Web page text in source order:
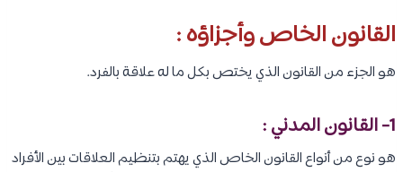
القانون الخاص وأجزاؤه :
هو الجزء من القانون الذي يختص بكل ما له علاقة بالفرد.
1- القانون المدني :
هو نوع من أنواع القانون الخاص الذي يهتم بتنظيم العلاقات بين الأفراد